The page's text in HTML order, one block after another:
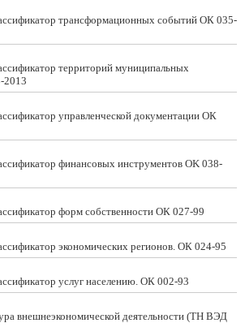
трансформационных событий ОК 035-
территорий муниципальных
2013
управленческой документации ОК
финансовых инструментов OK 038-
форм собственности ОК 027-99
экономических регионов. ОК 024-95
услуг населению. ОК 002-93
внешнеэкономической деятельности (ТН ВЭД